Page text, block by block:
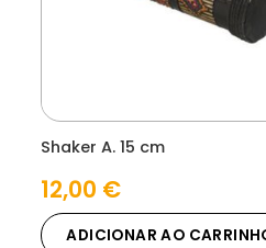
Shaker A. 15 cm
12,00 €
ADICIONAR AO